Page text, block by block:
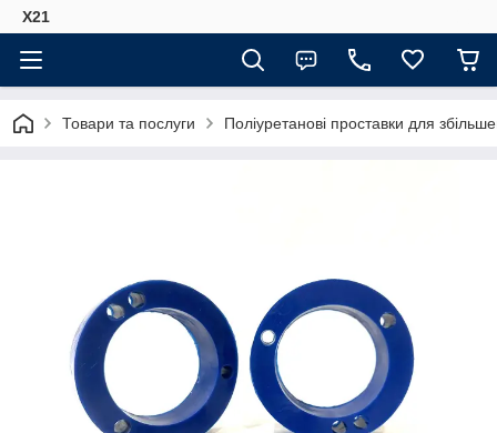
Х21
Товари та послуги Поліуретанові проставки для